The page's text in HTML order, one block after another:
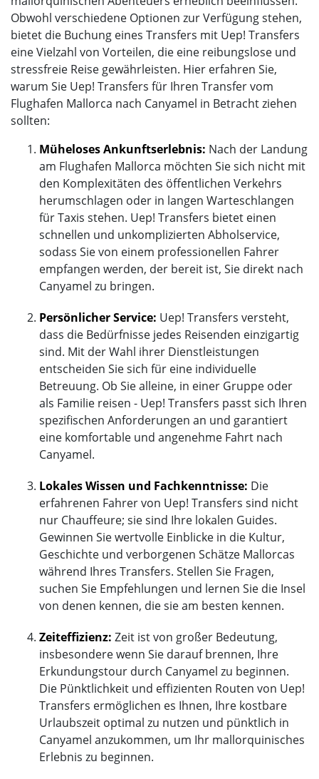
Obwohl verschiedene Optionen zur Verfügung stehen,
bietet die Buchung eines Transfers mit Uep! Transfers
eine Vielzahl von Vorteilen, die eine reibungslose und
stressfreie Reise gewährleisten. Hier erfahren Sie,
warum Sie Uep! Transfers für Ihren Transfer vom
Flughafen Mallorca nach Canyamel in Betracht ziehen
sollten:
Müheloses Ankunftserlebnis: Nach der Landung
am Flughafen Mallorca möchten Sie sich nicht mit
den Komplexitäten des öffentlichen Verkehrs
herumschlagen oder in langen Warteschlangen
für Taxis stehen. Uep! Transfers bietet einen
schnellen und unkomplizierten Abholservice,
sodass Sie von einem professionellen Fahrer
empfangen werden, der bereit ist, Sie direkt nach
Canyamel zu bringen.
Persönlicher Service: Uep! Transfers versteht,
dass die Bedürfnisse jedes Reisenden einzigartig
sind. Mit der Wahl ihrer Dienstleistungen
entscheiden Sie sich für eine individuelle
Betreuung. Ob Sie alleine, in einer Gruppe oder
als Familie reisen - Uep! Transfers passt sich Ihren
spezifischen Anforderungen an und garantiert
eine komfortable und angenehme Fahrt nach
Canyamel.
Lokales Wissen und Fachkenntnisse: Die
erfahrenen Fahrer von Uep! Transfers sind nicht
nur Chauffeure; sie sind Ihre lokalen Guides.
Gewinnen Sie wertvolle Einblicke in die Kultur,
Geschichte und verborgenen Schätze Mallorcas
während Ihres Transfers. Stellen Sie Fragen,
suchen Sie Empfehlungen und lernen Sie die Insel
von denen kennen, die sie am besten kennen.
Zeiteffizienz: Zeit ist von großer Bedeutung,
insbesondere wenn Sie darauf brennen, Ihre
Erkundungstour durch Canyamel zu beginnen.
Die Pünktlichkeit und effizienten Routen von Uep!
Transfers ermöglichen es Ihnen, Ihre kostbare
Urlaubszeit optimal zu nutzen und pünktlich in
Canyamel anzukommen, um Ihr mallorquinisches
Erlebnis zu beginnen.